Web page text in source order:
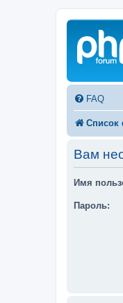
FAQ
Список
Вам
Имя
Пароль: